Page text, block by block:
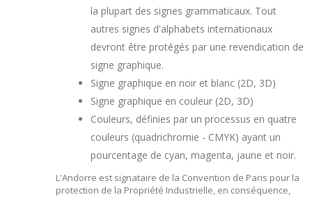
la plupart des signes grammaticaux. Tout
autres signes d'alphabets internationaux
devront être protégés par une revendication de
signe graphique.
Signe graphique en noir et blanc (2D, 3D)
Signe graphique en couleur (2D, 3D)
Couleurs, définies par un processus en quatre
couleurs (quadrichromie - CMYK) ayant un
pourcentage de cyan, magenta, jaune et noir.
L'Andorre est signataire de la Convention de Paris pour la
protection de la Propriété Industrielle, en conséquence,